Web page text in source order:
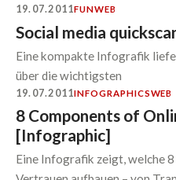
19.07.2011FUNWEB
Social media
Eine kompakte Infografik
über die wichtigsten
19.07.2011INFOGRAPHICSWEB
8 Components of
[Infographic]
Eine Infografik zeigt, welche